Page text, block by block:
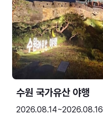
수원 국가유산 야행
2026.08.14~2026.08.16